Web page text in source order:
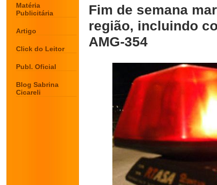
Matéria
Publicitária
Artigo
Click do Leitor
Publ. Oficial
Blog Sabrina
Cicareli
Fim de semana
região, incluindo
AMG-354